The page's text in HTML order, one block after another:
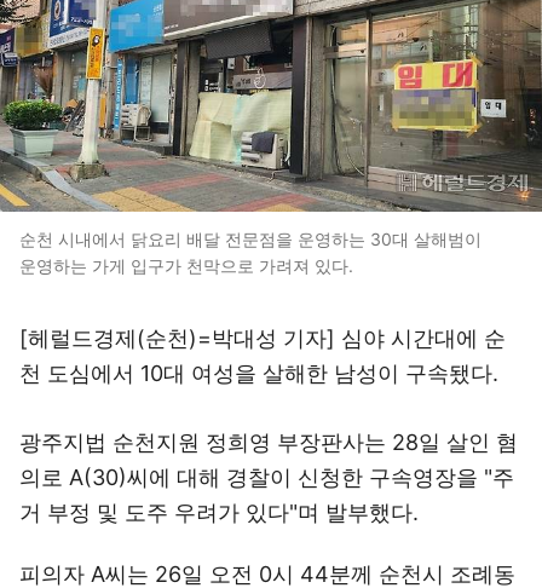
순천 시내에서 닭요리 배달 전문점을 운영하는 30대 살해범이
운영하는 가게 입구가 천막으로 가려져 있다.
[헤럴드경제(순천)=박대성 기자] 심야 시간대에 순
천 도심에서 10대 여성을 살해한 남성이 구속됐다.
광주지법 순천지원 정희영 부장판사는 28일 살인 혐
의로 A(30)씨에 대해 경찰이 신청한 구속영장을 "주
거 부정 및 도주 우려가 있다"며 발부했다.
피의자 A씨는 26일 오전 0시 44분께 순천시 조례동